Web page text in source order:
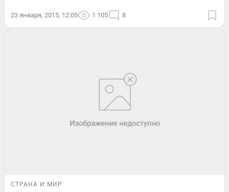
23 января, 2015, 12:05 1 105 8
СТРАНА И МИР